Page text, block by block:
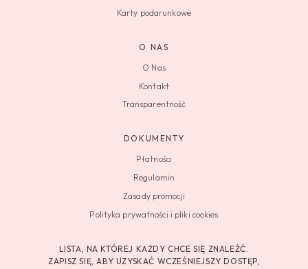
Karty podarunkowe
O NAS
O Nas
Kontakt
Transparentność
DOKUMENTY
Płatności
Regulamin
Zasady promocji
Polityka prywatności i pliki cookies
LISTA, NA KTÓREJ KAŻDY CHCE SIĘ ZNALEŹĆ.
ZAPISZ SIĘ, ABY UZYSKAĆ WCZEŚNIEJSZY DOSTĘP,